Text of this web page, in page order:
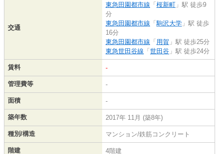
交通
東急田園都市線 「 桜新町 」駅 徒歩9
分
東急田園都市線 「駒沢大学 」駅 徒歩
16分
東急田園都市線 「 用賀 」駅 徒歩25分
東急世田谷線 「 世田谷 」駅 徒歩24分
賃料 -
管理費等 -
面積 -
築年数 2017年 11月 (築8年)
種別/構造 マンション/鉄筋コンクリート
階建 4階建